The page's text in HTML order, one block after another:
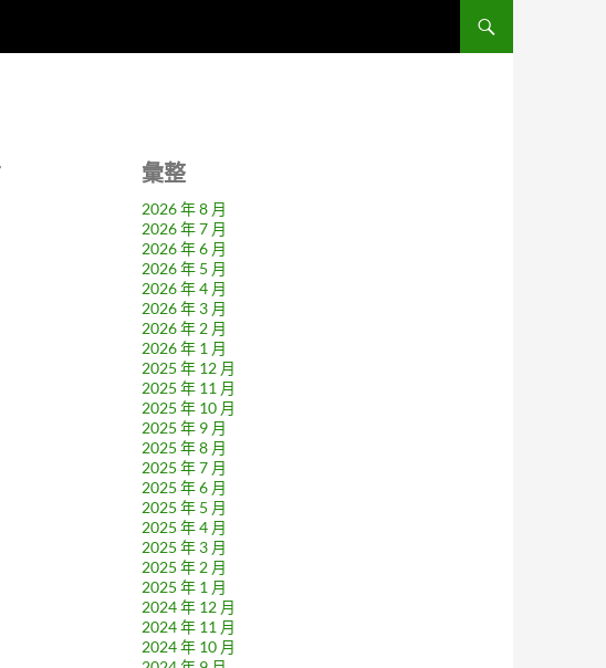
彙整
2026 年 8 月
2026 年 7 月
2026 年 6 月
2026 年 5 月
2026 年 4 月
2026 年 3 月
2026 年 2 月
2026 年 1 月
2025 年 12 月
2025 年 11 月
2025 年 10 月
2025 年 9 月
2025 年 8 月
2025 年 7 月
2025 年 6 月
2025 年 5 月
2025 年 4 月
2025 年 3 月
2025 年 2 月
2025 年 1 月
2024 年 12 月
2024 年 11 月
2024 年 10 月